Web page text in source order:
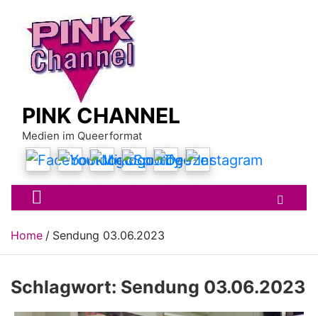
content
PINK CHANNEL
Medien im Queerformat
Home Sendung 03.06.2023
Schlagwort: Sendung 03.06.2023